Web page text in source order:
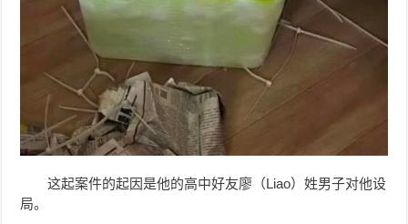
这起案件的起因是他的高中好友廖（Liao）姓男子对他设
局。